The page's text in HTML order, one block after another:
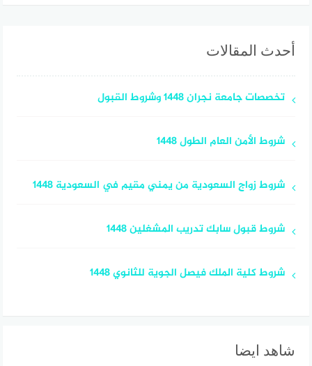
أحدث المقالات
تخصصات جامعة نجران 1448 وشروط القبول
شروط الأمن العام الطول 1448
شروط زواج السعودية من يمني مقيم في السعودية 1448
شروط قبول سابك تدريب المشغلين 1448
شروط كلية الملك فيصل الجوية للثانوي 1448
شاهد ايضا